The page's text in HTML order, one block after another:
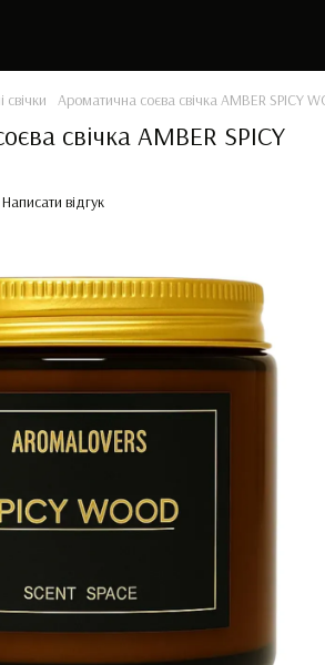
свічки Ароматична соєва свічка AMBER SPICY
свічка AMBER SPICY
Написати відгук